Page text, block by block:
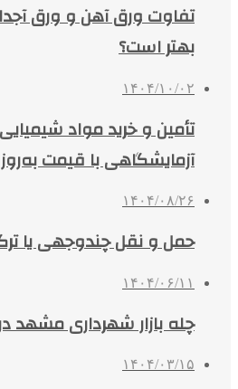
تفاوت ورق آهن و ورق
بهتر است؟
۱۴۰۴/۱۰/۰۲
تأمین و خرید مواد
آزمایشگاهی با قیمت
۱۴۰۴/۰۸/۲۶
حمل و نقل چندوجهی یا
۱۴۰۴/۰۶/۱۱
چله بازار شهرداری مشهد در ۱۴۰۴ برگزار
۱۴۰۴/۰۳/۱۵